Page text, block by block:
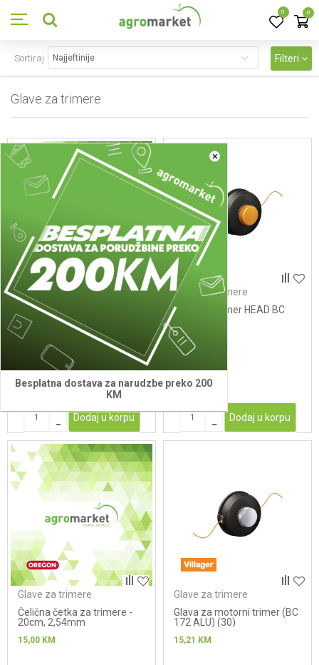
0 0
×
Besplatna dostava za narudzbe preko 200
KM
Glave za trimere
Sortiraj Filteri
Glave za trimere
111151 - Stitnik za JET-FIT
glavu
10,30
Dodaj u korpu
Glave za trimere
Glava za trimer HEAD BC
14,27
Dodaj u korpu
Glave za trimere
Čelična četka za trimere -
20cm, 2,54mm
15,00 KM
Glave za trimere
Glava za motorni trimer (BC
172 ALU) (30)
15,21 KM